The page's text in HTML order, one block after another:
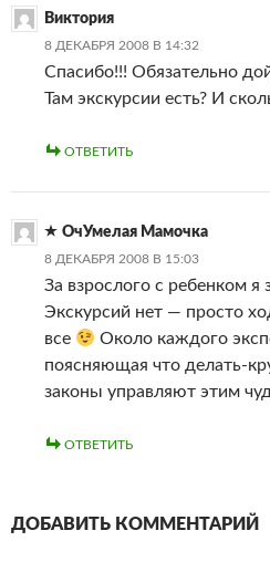
Виктория
8 ДЕКАБРЯ 2008 В 14:32
Спасибо!!! Обязательно
Там экскурсии есть? И
ОТВЕТИТЬ
ОчУмелая Мамочка
8 ДЕКАБРЯ 2008 В 15:03
За взрослого с ребенком я
Экскурсий нет — просто
все
Около каждого
поясняющая что делать-
законы управляют этим
ОТВЕТИТЬ
ДОБАВИТЬ КОММЕНТАРИЙ